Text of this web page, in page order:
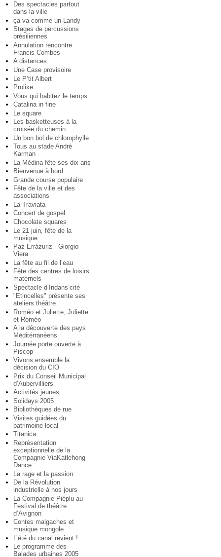
Des spectacles partout
dans la ville
ça va comme un Landy
Stages de percussions
brésiliennes
Annulation rencontre
Francis Combes
A distances
Une Case provisoire
Le P’tit Albert
Prolixe
Vous qui habitez le temps
Catalina in fine
Le square
Les basketteuses à la
croisée du chemin
Un bon bol de chlorophylle
Tous au stade André
Karman
La Médina fête ses dix ans
Bienvenue à bord
Grande course populaire
Fête de la ville et des
associations
La Traviata
Concert de gospel
Chocolate squares
Le 21 juin, fête de la
musique
Paz Errázuriz - Giorgio
Viera
La fête au fil de l’eau
Fête des centres de loisirs
maternels
Spectacle d’Indans’cité
"Etincelles" présente ses
ateliers théâtre
Roméo et Juliette, Juliette
et Roméo
A la découverte des pays
Méditérranéens
Journée porte ouverte à
Piscop
Vivons ensemble la
décision du CIO
Prix du Conseil Municipal
d’Aubervilliers
Activités jeunes
Solidays 2005
Bibliothèques de rue
Visites guidées du
patrimoine local
Titanica
Représentation
exceptionnelle de la
Compagnie ViaKatlehong
Dance
La rage et la passion
De la Révolution
industrielle à nos jours
La Compagnie Piéplu au
Festival de théâtre
d’Avignon
Contes malgaches et
musique mongole
L’été du canal revient !
Le programme des
Balades urbaines 2005